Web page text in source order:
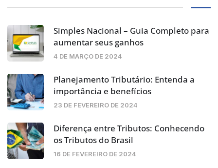
Simples Nacional – Guia Completo para
aumentar seus ganhos
4 DE MARÇO DE 2024
Planejamento Tributário: Entenda a
importância e benefícios
23 DE FEVEREIRO DE 2024
Diferença entre Tributos: Conhecendo
os Tributos do Brasil
16 DE FEVEREIRO DE 2024